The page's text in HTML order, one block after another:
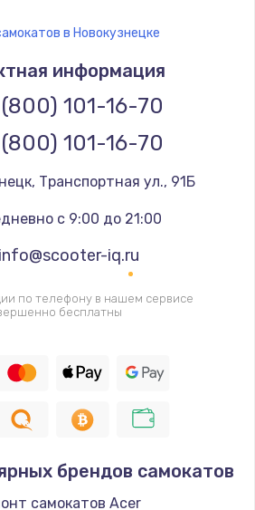
термостата
1200 руб.
Заказать
Замена реле
700 руб.
Заказать
2500 руб.
1400 руб.
Заказать
в Новокузнецке
информация
101-16-70
101-16-70
, Транспортная ул., 91Б
с 9:00 до 21:00
info@scooter-iq.ru
по телефону в нашем сервисе
бесплатны
брендов самокатов
самокатов Acer